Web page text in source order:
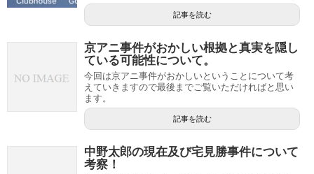
記事を読む
京アニ事件がおかしい根拠と真実を隠し
ている可能性について。
今回は京アニ事件がおかしいということについて考
えていきますので最後までご覧いただければと思い
ます。
記事を読む
中野太郎の現在及び宅見勝事件について
考察！